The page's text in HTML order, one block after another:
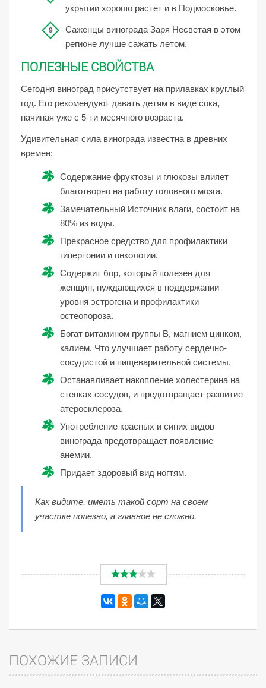
укрытии хорошо растет и в Подмосковье.
Саженцы винограда Заря Несветая в этом
регионе лучше сажать летом.
ПОЛЕЗНЫЕ СВОЙСТВА
Сегодня виноград присутствует на прилавках круглый
год. Его рекомендуют давать детям в виде сока,
начиная уже с 5-ти месячного возраста.
Удивительная сила винограда известна в древних
времен:
Содержание фруктозы и глюкозы влияет
благотворно на работу головного мозга.
Замечательный Источник влаги, состоит на
80% из воды.
Прекрасное средство для профилактики
гипертонии и онкологии.
Содержит бор, который полезен для
женщин, нуждающихся в поддержании
уровня эстрогена и профилактики
остеопороза.
Богат витамином группы B, магнием цинком,
калием. Что улучшает работу сердечно-
сосудистой и пищеварительной системы.
Останавливает накопление холестерина на
стенках сосудов, и предотвращает развитие
атеросклероза.
Употребление красных и синих видов
винограда предотвращает появление
анемии.
Придает здоровый вид ногтям.
Как видите, иметь такой сорт на своем
участке полезно, а главное не сложно.
ПОХОЖИЕ ЗАПИСИ